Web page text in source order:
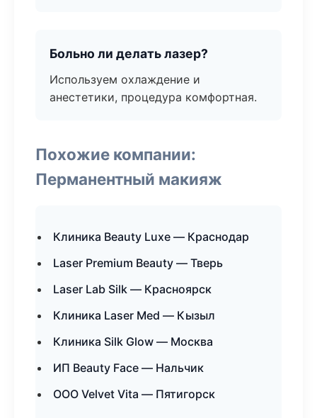
Больно ли делать лазер?
Используем охлаждение и
анестетики, процедура комфортная.
Похожие компании:
Перманентный макияж
Клиника Beauty Luxe — Краснодар
Laser Premium Beauty — Тверь
Laser Lab Silk — Красноярск
Клиника Laser Med — Кызыл
Клиника Silk Glow — Москва
ИП Beauty Face — Нальчик
ООО Velvet Vita — Пятигорск